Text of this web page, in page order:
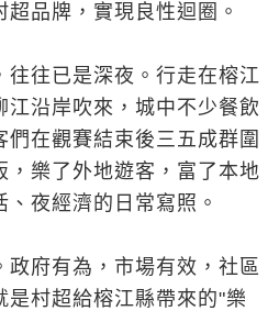
品牌，實現良性迴圈。
往往已是深夜。行走在榕江
江沿岸吹來，城中不少餐飲
們在觀賽結束後三五成群圍
，樂了外地遊客，富了本地
夜經濟的日常寫照。
政府有為，市場有效，社區
是村超給榕江縣帶來的"樂